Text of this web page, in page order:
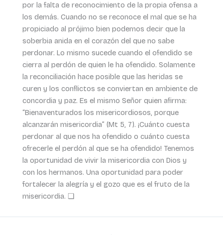
por la falta de reconocimiento de la propia ofensa a
los demás. Cuando no se reconoce el mal que se ha
propiciado al prójimo bien podemos decir que la
soberbia anida en el corazón del que no sabe
perdonar. Lo mismo sucede cuando el ofendido se
cierra al perdón de quien le ha ofendido. Solamente
la reconciliación hace posible que las heridas se
curen y los conflictos se conviertan en ambiente de
concordia y paz. Es el mismo Señor quien afirma:
“Bienaventurados los misericordiosos, porque
alcanzarán misericordia” (Mt 5, 7). ¡Cuánto cuesta
perdonar al que nos ha ofendido o cuánto cuesta
ofrecerle el perdón al que se ha ofendido! Tenemos
la oportunidad de vivir la misericordia con Dios y
con los hermanos. Una oportunidad para poder
fortalecer la alegría y el gozo que es el fruto de la
misericordia. ❏